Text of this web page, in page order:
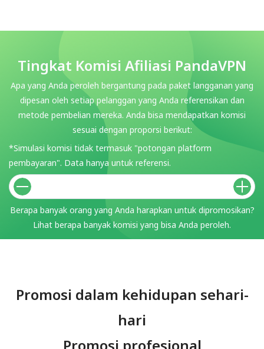
Tingkat Komisi Afiliasi PandaVPN
Apa yang Anda peroleh bergantung pada paket langganan yang
dipesan oleh setiap pelanggan yang Anda referensikan dan
metode pembelian mereka. Anda bisa mendapatkan komisi
sesuai dengan proporsi berikut:
*Simulasi komisi tidak termasuk "potongan platform
pembayaran". Data hanya untuk referensi.
Berapa banyak orang yang Anda harapkan untuk dipromosikan?
Lihat berapa banyak komisi yang bisa Anda peroleh.
Promosi dalam kehidupan sehari-
hari
Promosi profesional